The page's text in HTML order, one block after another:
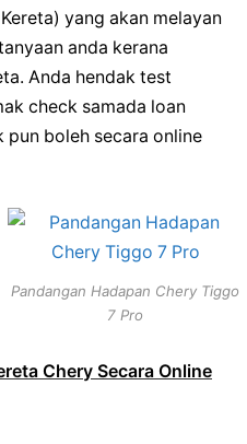
yang akan melayan
anda kerana
Anda hendak test
check samada loan
pun boleh secara online
Pandangan Hadapan Chery Tiggo
7 Pro
Chery Secara Online